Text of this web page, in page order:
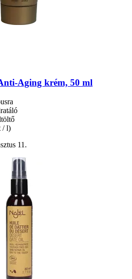
​Aging krém, 50 ml
/ l)
11.